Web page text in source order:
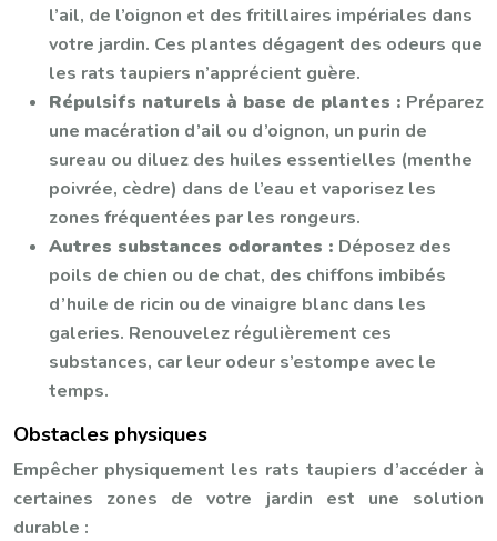
l’ail, de l’oignon et des fritillaires impériales dans
votre jardin. Ces plantes dégagent des odeurs que
les rats taupiers n’apprécient guère.
Répulsifs naturels à base de plantes : Préparez
une macération d’ail ou d’oignon, un purin de
sureau ou diluez des huiles essentielles (menthe
poivrée, cèdre) dans de l’eau et vaporisez les
zones fréquentées par les rongeurs.
Autres substances odorantes : Déposez des
poils de chien ou de chat, des chiffons imbibés
d’huile de ricin ou de vinaigre blanc dans les
galeries. Renouvelez régulièrement ces
substances, car leur odeur s’estompe avec le
temps.
Obstacles physiques
Empêcher physiquement les rats taupiers d’accéder à
certaines zones de votre jardin est une solution
durable :